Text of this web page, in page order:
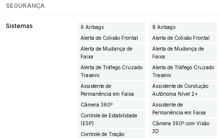
SEGURANÇA
Sistemas
6 Airbags
Alerta de Colisão Frontal
Alerta de Mudança de
Faixa
Alerta de Tráfego Cruzado
Traseiro
Assistente de
Permanência em Faixa
Câmera 360º
Controle de Estabilidade
(ESP)
Controle de Tração
8 Airbags
Alerta de Colisão Frontal
Alerta de Mudança de
Faixa
Alerta de Tráfego Cruzado
Traseiro
Assistente de Condução
Autônoma Nível 2+
Assistente de
Permanência em Faixa
Câmera 360º com Visão
3D